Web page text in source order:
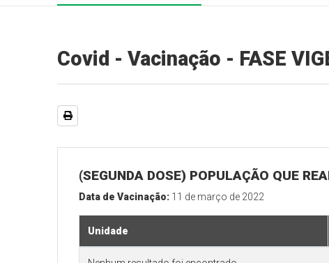
Covid - Vacinação - FASE
(SEGUNDA DOSE) POPULAÇÃO QUE
Data de Vacinação: 11 de março de 2022
Unidade